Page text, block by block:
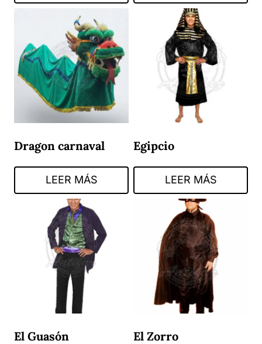
Dragon carnaval
LEER MÁS
Egipcio
LEER MÁS
El Guasón El Zorro